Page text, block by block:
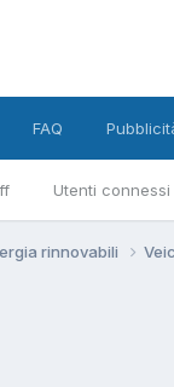
Utenti connessi
FAQ
rinnovabili